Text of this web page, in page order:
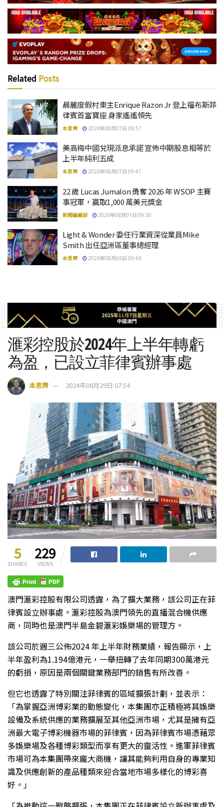
Related Posts
晨麗度假村東主Enrique Razon Jr 登上福布斯菲
律賓首富寶座 身家遙遙領先
本思齊 2026年08月07日 09:57
美高梅中國兌現派息承諾 宣佈中期股息相等於
上半年純利五成
本思齊 2026年08月07日 09:47
22 歲 Lucas Jumalon 勇奪 2026 年 WSOP 主賽
事冠軍，贏取1,000 萬美元獎金
新聞編輯部 2026年08月07日 09:30
Light & Wonder 委任行業資深從業員Mike
Smith 出任亞洲區董事總經理
本思齊 2026年08月06日 09:46
滙彩控股於2024年上半年轉虧
為盈，已設立菲律賓辦事處
本思齊 2024年08月29日 07:54
5
SHARES
229
VIEWS
澳門滙彩控股有限公司透露，為了擴大業務，該公司正在菲
律賓設立辦事處。滙彩控股為澳門領先的直播混合機供應
商，同時也是澳門半島金碧滙彩娛樂場的管理方。
該公司於週三公佈2024 年上半年財務業績，報告顯示，上
半年盈利為1.194億港元，一舉扭轉了去年同期300萬港元
的虧損，原因是兩個關鍵業務部門的銷售有所改善。
但它也透露了特別關注菲律賓的區域擴張計劃，並表示：
「為掌握亞洲博彩業的動態變化，本集團亦正積極將其娛樂
設備及系統供應的業務擴展至其他亞洲市場，尤其是擁有亞
洲最大電子博彩機器市場的菲律賓，因為菲律賓市場憑藉眾
多娛樂場及各種博彩類型而享有更大的靈活性。進軍菲律賓
市場可為本集團帶來龐大商機，讓其能夠利用自身的專業知
識及供應創新的產品種類來迎合當地市場多樣化的博彩喜
好。」